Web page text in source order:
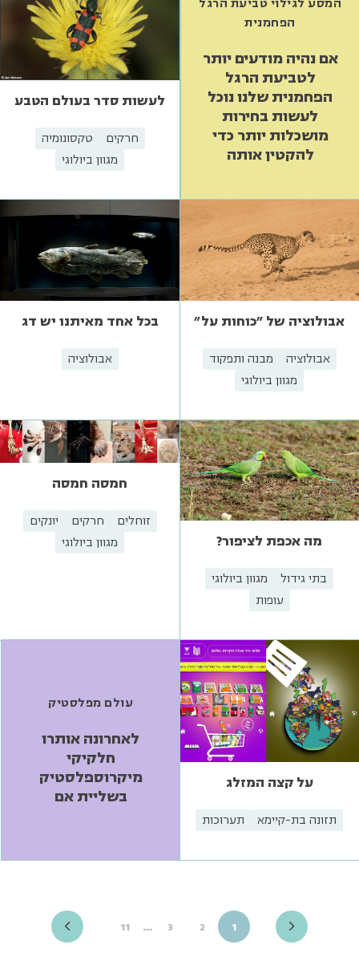
המסע לגילוי טביעת הרגל
הפחמנית
אם נהיה מודעים יותר
לטביעת הרגל
הפחמנית שלנו נוכל
לעשות בחירות
מושכלות יותר כדי
להקטין אותה
לעשות סדר בעולם הטבע
חרקים
טקסונומיה
מגוון ביולוגי
אבולוציה של "כוחות על"
אבולוציה
מבנה ותפקוד
מגוון ביולוגי
בכל אחד מאיתנו יש דג
אבולוציה
מה אכפת לציפור?
בתי גידול
מגוון ביולוגי
עופות
חמסה חמסה
זוחלים חרקים
יונקים
מגוון ביולוגי
על קצה המזלג
תזונה בת-קיימא תערוכות
עולם מפלסטיק
לאחרונה אותרו
חלקיקי
מיקרוספלסטיק
בשליית אם
1
2
3
…
11